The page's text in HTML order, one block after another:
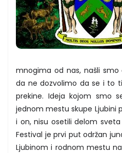
mnogima od nas, našli
da ne dozvolimo da se i to
prekine. Ideja kojom smo
jednom mestu skupe Ljubini
i on, nisu osetili delom
Festival je prvi put održan
Ljubinom i rodnom mestu